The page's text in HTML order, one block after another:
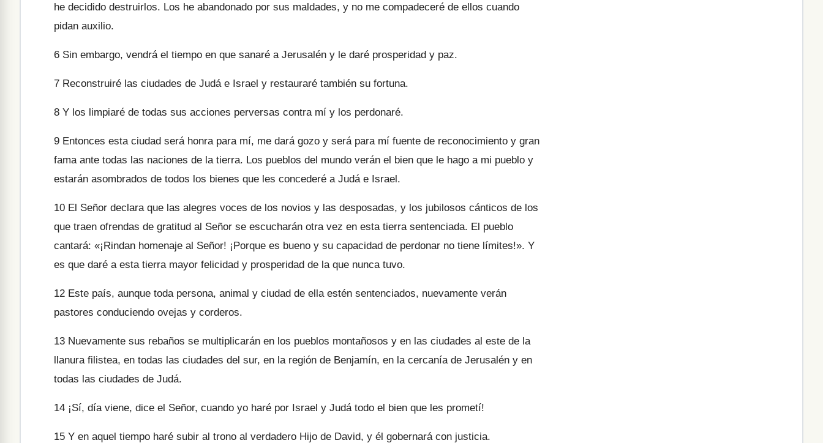
he decidido destruirlos. Los he abandonado por sus maldades, y no me compadeceré de ellos cuando
pidan auxilio.
6 Sin embargo, vendrá el tiempo en que sanaré a Jerusalén y le daré prosperidad y paz.
7 Reconstruiré las ciudades de Judá e Israel y restauraré también su fortuna.
8 Y los limpiaré de todas sus acciones perversas contra mí y los perdonaré.
9 Entonces esta ciudad será honra para mí, me dará gozo y será para mí fuente de reconocimiento y gran
fama ante todas las naciones de la tierra. Los pueblos del mundo verán el bien que le hago a mi pueblo y
estarán asombrados de todos los bienes que les concederé a Judá e Israel.
10 El Señor declara que las alegres voces de los novios y las desposadas, y los jubilosos cánticos de los
que traen ofrendas de gratitud al Señor se escucharán otra vez en esta tierra sentenciada. El pueblo
cantará: «¡Rindan homenaje al Señor! ¡Porque es bueno y su capacidad de perdonar no tiene límites!». Y
es que daré a esta tierra mayor felicidad y prosperidad de la que nunca tuvo.
12 Este país, aunque toda persona, animal y ciudad de ella estén sentenciados, nuevamente verán
pastores conduciendo ovejas y corderos.
13 Nuevamente sus rebaños se multiplicarán en los pueblos montañosos y en las ciudades al este de la
llanura filistea, en todas las ciudades del sur, en la región de Benjamín, en la cercanía de Jerusalén y en
todas las ciudades de Judá.
14 ¡Sí, día viene, dice el Señor, cuando yo haré por Israel y Judá todo el bien que les prometí!
15 Y en aquel tiempo haré subir al trono al verdadero Hijo de David, y él gobernará con justicia.